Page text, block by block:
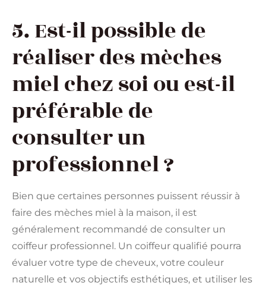
5. Est-il possible de
réaliser des mèches
miel chez soi ou est-il
préférable de
consulter un
professionnel ?
Bien que certaines personnes puissent réussir à
faire des mèches miel à la maison, il est
généralement recommandé de consulter un
coiffeur professionnel. Un coiffeur qualifié pourra
évaluer votre type de cheveux, votre couleur
naturelle et vos objectifs esthétiques, et utiliser les